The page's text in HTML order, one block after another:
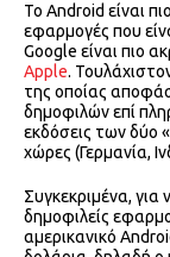
Το Android είναι
εφαρμογές που
Google είναι πιο
Apple.
της οποίας
δημοφιλών επί
εκδόσεις των δύο
χώρες (Γερμανία,
Συγκεκριμένα, για
δημοφιλείς
αμερικανικό